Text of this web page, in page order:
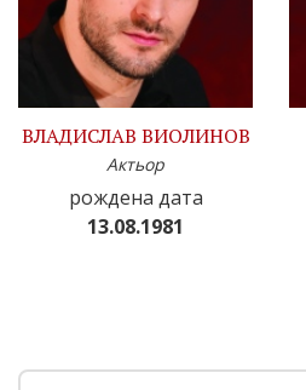
ВЛАДИСЛАВ ВИОЛИНОВ
Актьор
рождена дата
13.08.1981